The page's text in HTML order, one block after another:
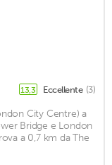
13,3 Eccellente (3)
City Centre) a
Bridge e London
a 0,7 km da The